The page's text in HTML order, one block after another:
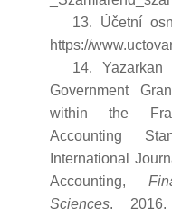
13. Účetní
https://
14. Yazarkan
Government
within the
Accounting
International
Accounting,
Sciences.